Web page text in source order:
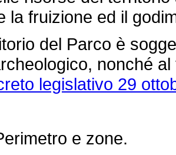
la fruizione ed il
del Parco è
nonché
legislativo 29
e zone.